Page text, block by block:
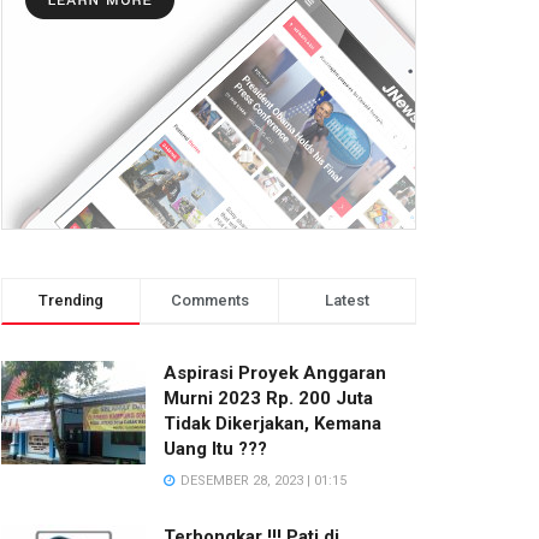
Trending Comments Latest
Aspirasi Proyek Anggaran
Murni 2023 Rp. 200 Juta
Tidak Dikerjakan, Kemana
Uang Itu ???
DESEMBER 28, 2023 | 01:15